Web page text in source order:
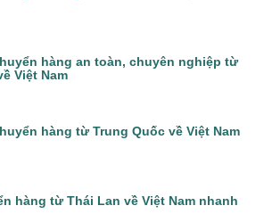
hàng an toàn, chuyên nghiệp từ
Việt Nam
hàng từ Trung Quốc về Việt Nam
hàng từ Thái Lan về Việt Nam nhanh